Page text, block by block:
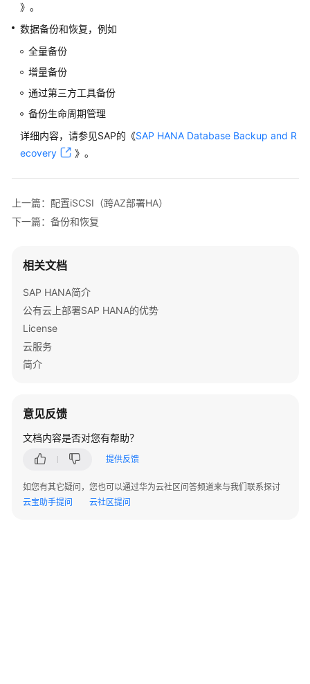
监
控
备
和
恢
复
题
修
记
录
SAP
户
南
（集
SAP
》。
数据备份和恢复，例如
全量备份
增量备份
通过第三方工具备份
备份生命周期管理
详细内容，请参见SAP的《SAP HANA Database Backup and R
ecovery
》。
上一篇：配置iSCSI（跨AZ部署HA）
下一篇：备份和恢复
相关文档
SAP HANA简介
公有云上部署SAP HANA的优势
License
云服务
简介
意见反馈
文档内容是否对您有帮助？
提供反馈
如您有其它疑问，您也可以通过华为云社区问答频道来与我们联系探讨
云宝助手提问
云社区提问